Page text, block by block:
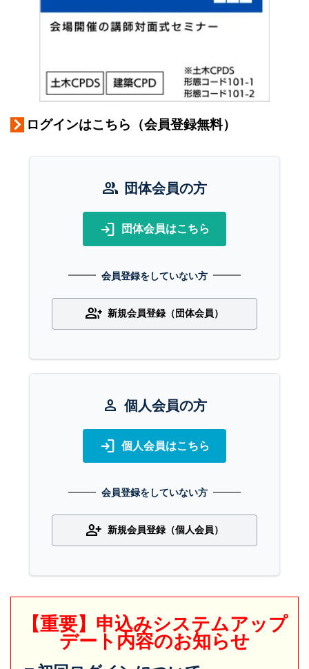
ログインはこちら（会員登録無料）
group 団体会員の方
login 団体会員はこちら
会員登録をしていない方
group_add 新規会員登録（団体会員）
person 個人会員の方
login 個人会員はこちら
会員登録をしていない方
person_add 新規会員登録（個人会員）
【重要】申込みシステムアップ
デート内容のお知らせ